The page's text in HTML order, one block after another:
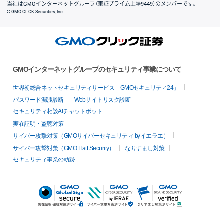
当社はGMOインターネットグループ（東証プライム上場9449）のメンバーです。
© GMO CLICK Securities, Inc.
GMOインターネットグループのセキュリティ事業について
世界初総合ネットセキュリティサービス「GMOセキュリティ24」
パスワード漏洩診断
Webサイトリスク診断
セキュリティ相談AIチャットボット
実在証明・盗聴対策
サイバー攻撃対策（GMOサイバーセキュリティ byイエラエ）
サイバー攻撃対策（GMO Flatt Security）
なりすまし対策
セキュリティ事業の軌跡